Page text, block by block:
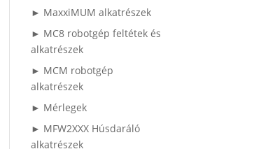
► MaxxiMUM alkatrészek
► MC8 robotgép feltétek és
alkatrészek
► MCM robotgép
alkatrészek
► Mérlegek
► MFW2XXX Húsdaráló
alkatrészek